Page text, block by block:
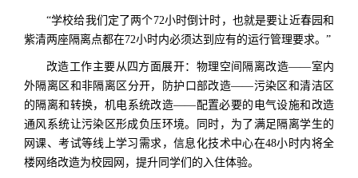
“学校给我们定了两个72小时倒计时，也就是要让近春园和
紫清两座隔离点都在72小时内必须达到应有的运行管理要求。”
改造工作主要从四方面展开：物理空间隔离改造——室内
外隔离区和非隔离区分开，防护口部改造——污染区和清洁区
的隔离和转换，机电系统改造——配置必要的电气设施和改造
通风系统让污染区形成负压环境。同时，为了满足隔离学生的
网课、考试等线上学习需求，信息化技术中心在48小时内将全
楼网络改造为校园网，提升同学们的入住体验。